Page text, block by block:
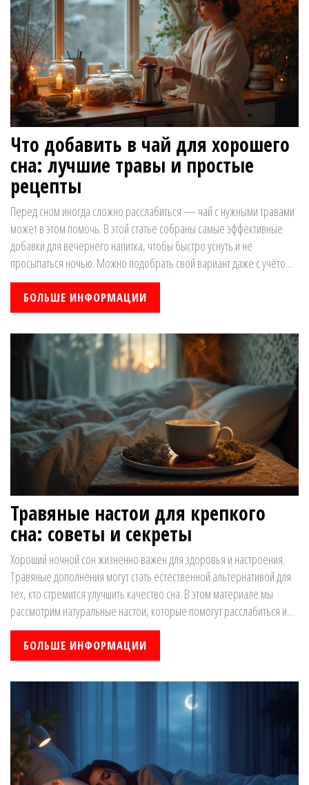
Что добавить в чай для хорошего
сна: лучшие травы и простые
рецепты
Перед сном иногда сложно расслабиться — чай с нужными травами
может в этом помочь. В этой статье собраны самые эффективные
добавки для вечернего напитка, чтобы быстро уснуть и не
просыпаться ночью. Можно подобрать свой вариант даже с учётом
вкусовых предпочтений. Тут нет сложных мифов — только простые
рекомендации, которые реально работают. Читай, чтобы узнать, что
стоит добавить в вечерний чай для крепкого сна.
БОЛЬШЕ ИНФОРМАЦИИ
Травяные настои для крепкого
сна: советы и секреты
Хороший ночной сон жизненно важен для здоровья и настроения.
Травяные дополнения могут стать естественной альтернативой для
тех, кто стремится улучшить качество сна. В этом материале мы
рассмотрим натуральные настои, которые помогут расслабиться и
наладить ночной отдых. Узнайте, какие травы особенно полезны для
глубокого сна и как их можно использовать. Научитесь простым
способам подготовки перед сном для достижения максимального
успокоения и расслабления.
БОЛЬШЕ ИНФОРМАЦИИ